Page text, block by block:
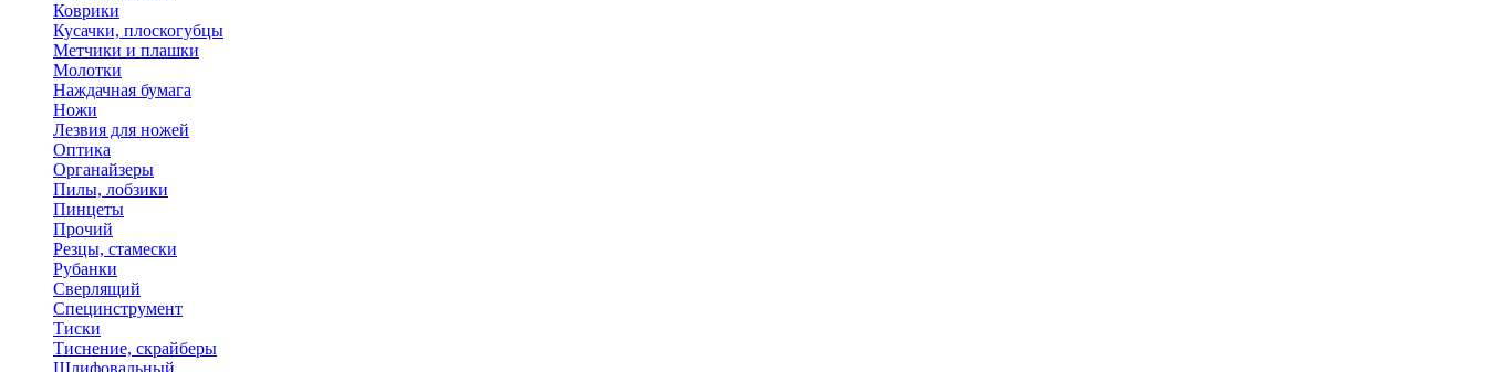
Коврики
Кусачки, плоскогубцы
Метчики и плашки
Молотки
Наждачная бумага
Ножи
Лезвия для ножей
Оптика
Органайзеры
Пилы, лобзики
Пинцеты
Прочий
Резцы, стамески
Рубанки
Сверлящий
Специнструмент
Тиски
Тиснение, скрайберы
Шлифовальный